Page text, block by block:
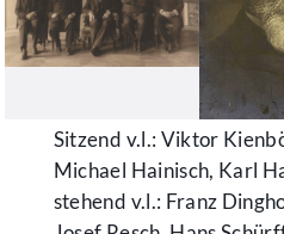
Sitzend v.l.: Viktor
Michael Hainisch, Karl
stehend v.l.: Franz